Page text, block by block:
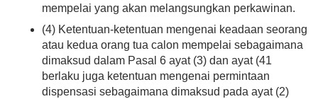
mempelai yang akan melangsungkan perkawinan.
(4) Ketentuan-ketentuan mengenai keadaan seorang
atau kedua orang tua calon mempelai sebagaimana
dimaksud dalam Pasal 6 ayat (3) dan ayat (41
berlaku juga ketentuan mengenai permintaan
dispensasi sebagaimana dimaksud pada ayat (2)